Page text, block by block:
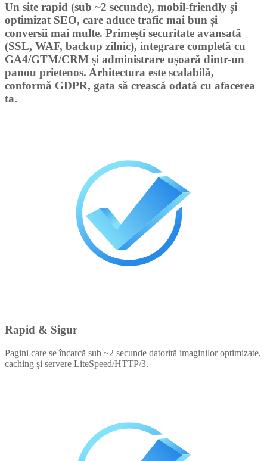
Un site rapid (sub ~2 secunde), mobil-friendly și
optimizat SEO, care aduce trafic mai bun și
conversii mai multe. Primești securitate avansată
(SSL, WAF, backup zilnic), integrare completă cu
GA4/GTM/CRM și administrare ușoară dintr-un
panou prietenos. Arhitectura este scalabilă,
conformă GDPR, gata să crească odată cu afacerea
ta.
Rapid & Sigur
Pagini care se încarcă sub ~2 secunde datorită imaginilor optimizate,
caching și servere LiteSpeed/HTTP/3.